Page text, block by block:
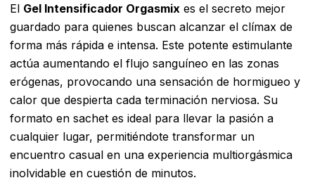
El Gel Intensificador Orgasmix es el secreto mejor
guardado para quienes buscan alcanzar el clímax de
forma más rápida e intensa. Este potente estimulante
actúa aumentando el flujo sanguíneo en las zonas
erógenas, provocando una sensación de hormigueo y
calor que despierta cada terminación nerviosa. Su
formato en sachet es ideal para llevar la pasión a
cualquier lugar, permitiéndote transformar un
encuentro casual en una experiencia multiorgásmica
inolvidable en cuestión de minutos.